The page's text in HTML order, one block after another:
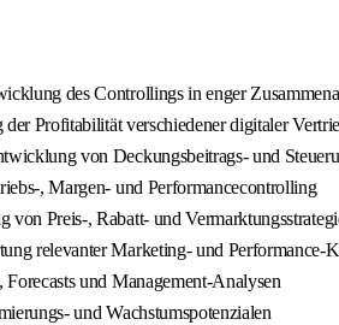
des Controllings in enger
der Profitabilität verschiedener digitaler
von Deckungsbeitrags- und
, Margen- und Performancecontrolling
von Preis-, Rabatt- und
relevanter Marketing- und Performance-
und Management-Analysen
und Wachstumspotenzialen